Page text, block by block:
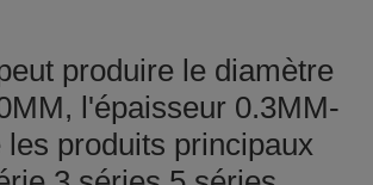
produire le diamètre
l'épaisseur 0.3MM-
les produits principaux